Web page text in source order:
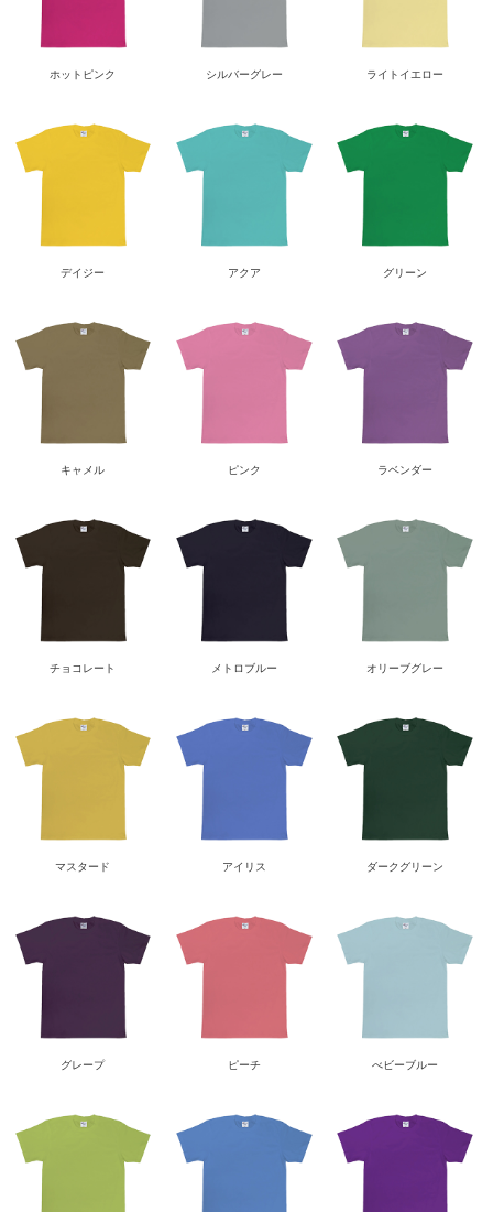
ホットピンク シルバーグレー ライトイエロー
デイジー アクア グリーン
キャメル ピンク ラベンダー
チョコレート メトロブルー オリーブグレー
マスタード アイリス ダークグリーン
グレープ ピーチ べビーブルー